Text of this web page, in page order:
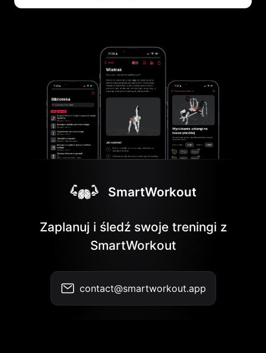
SmartWorkout
Zaplanuj i śledź swoje treningi z
SmartWorkout
contact@smartworkout.app